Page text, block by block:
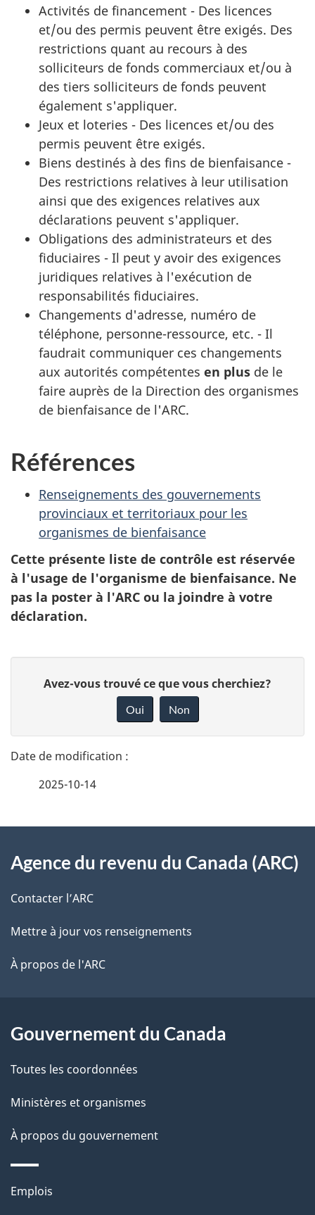
Activités de financement - Des licences
et/ou des permis peuvent être exigés. Des
restrictions quant au recours à des
solliciteurs de fonds commerciaux et/ou à
des tiers solliciteurs de fonds peuvent
également s'appliquer.
Jeux et loteries - Des licences et/ou des
permis peuvent être exigés.
Biens destinés à des fins de bienfaisance -
Des restrictions relatives à leur utilisation
ainsi que des exigences relatives aux
déclarations peuvent s'appliquer.
Obligations des administrateurs et des
fiduciaires - Il peut y avoir des exigences
juridiques relatives à l'exécution de
responsabilités fiduciaires.
Changements d'adresse, numéro de
téléphone, personne-ressource, etc. - Il
faudrait communiquer ces changements
aux autorités compétentes en plus de le
faire auprès de la Direction des organismes
de bienfaisance de l'ARC.
Références
Renseignements des gouvernements
provinciaux et territoriaux pour les
organismes de bienfaisance
Cette présente liste de contrôle est réservée
à l'usage de l'organisme de bienfaisance. Ne
pas la poster à l'ARC ou la joindre à votre
déclaration.
t
a
l
s
l
a
a
g
e
n
o
t
r
e
é
t
a
t
i
n
s
u
r
Avez-vous trouvé ce que vous cherchiez?
Oui Non
2025-10-14
propos
de
ce
site
Agence du revenu du Canada (ARC)
Contacter l’ARC
Mettre à jour vos renseignements
À propos de l'ARC
Gouvernement du Canada
Toutes les coordonnées
Ministères et organismes
À propos du gouvernement
Thèmes
Emplois